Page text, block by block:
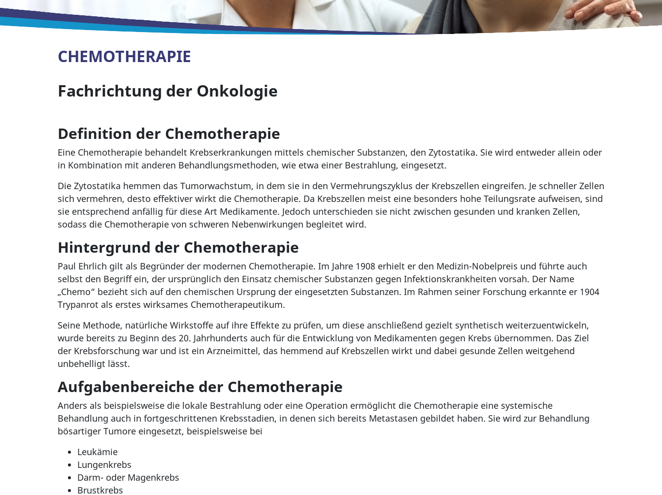
CHEMOTHERAPIE
Fachrichtung der Onkologie
Definition der Chemotherapie
Eine Chemotherapie behandelt Krebserkrankungen mittels chemischer Substanzen, den Zytostatika. Sie wird entweder allein oder
in Kombination mit anderen Behandlungsmethoden, wie etwa einer Bestrahlung, eingesetzt.
Die Zytostatika hemmen das Tumorwachstum, in dem sie in den Vermehrungszyklus der Krebszellen eingreifen. Je schneller Zellen
sich vermehren, desto effektiver wirkt die Chemotherapie. Da Krebszellen meist eine besonders hohe Teilungsrate aufweisen, sind
sie entsprechend anfällig für diese Art Medikamente. Jedoch unterschieden sie nicht zwischen gesunden und kranken Zellen,
sodass die Chemotherapie von schweren Nebenwirkungen begleitet wird.
Hintergrund der Chemotherapie
Paul Ehrlich gilt als Begründer der modernen Chemotherapie. Im Jahre 1908 erhielt er den Medizin-Nobelpreis und führte auch
selbst den Begriff ein, der ursprünglich den Einsatz chemischer Substanzen gegen Infektionskrankheiten vorsah. Der Name
„Chemo“ bezieht sich auf den chemischen Ursprung der eingesetzten Substanzen. Im Rahmen seiner Forschung erkannte er 1904
Trypanrot als erstes wirksames Chemotherapeutikum.
Seine Methode, natürliche Wirkstoffe auf ihre Effekte zu prüfen, um diese anschließend gezielt synthetisch weiterzuentwickeln,
wurde bereits zu Beginn des 20. Jahrhunderts auch für die Entwicklung von Medikamenten gegen Krebs übernommen. Das Ziel
der Krebsforschung war und ist ein Arzneimittel, das hemmend auf Krebszellen wirkt und dabei gesunde Zellen weitgehend
unbehelligt lässt.
Aufgabenbereiche der Chemotherapie
Anders als beispielsweise die lokale Bestrahlung oder eine Operation ermöglicht die Chemotherapie eine systemische
Behandlung auch in fortgeschrittenen Krebsstadien, in denen sich bereits Metastasen gebildet haben. Sie wird zur Behandlung
bösartiger Tumore eingesetzt, beispielsweise bei
Leukämie
Lungenkrebs
Darm- oder Magenkrebs
Brustkrebs